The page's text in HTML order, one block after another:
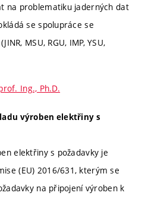
na problematiku jaderných dat
se spolupráce se
MSU, RGU, IMP, YSU,
Ing., Ph.D.
výroben elektřiny s
elektřiny s požadavky je
(EU) 2016/631, kterým se
na připojení výroben k